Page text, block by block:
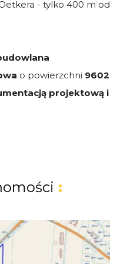
- tylko 400 m od
o powierzchni 9602
projektową i
400 m od
drogi
- możliwość
budowy.
: